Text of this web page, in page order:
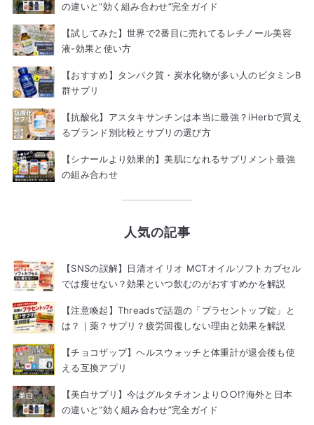
の違いと“効く組み合わせ”完全ガイド
【試してみた】世界で2番目に売れてるレチノール美容
液-効果と使い方
【おすすめ】タンパク質・炭水化物が多い人のビタミンB
群サプリ
【抗酸化】アスタキサンチンは本当に最強？iHerbで買え
るブランド別比較とサプリの選び方
【シナールより効果的】美肌になれるサプリメント最強
の組み合わせ
人気の記事
【SNSの誤解】日清オイリオ MCTオイルソフトカプセル
では痩せない？効果といつ飲むのがおすすめかを解説
【注意喚起】Threadsで話題の「プラセントップ錠」と
は？｜薬？サプリ？疲労回復しない理由と効果を解説
【チョコザップ】ヘルスウォッチと体重計が退会後も使
える互換アプリ
【美白サプリ】今はグルタチオンより○○!?海外と日本
の違いと“効く組み合わせ”完全ガイド